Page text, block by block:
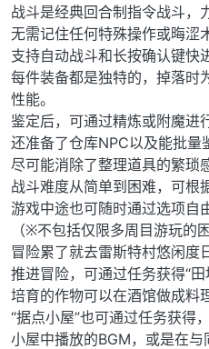
战斗是经典回合制指令战斗，
无需记住任何特殊操作或晦涩
支持自动战斗和长按确认键快
每件装备都是独特的，掉落时
性能。
鉴定后，可通过精炼或附魔进
还准备了仓库NPC以及能批量
尽可能消除了整理道具的繁琐
战斗难度从简单到困难，可根
游戏中途也可随时通过选项自
（※不包括仅限多周目游玩的
冒险累了就去雷斯特村悠闲度
推进冒险，可通过任务获得“田
培育的作物可以在酒馆做成料
“据点小屋”也可通过任务获得
小屋中播放的BGM，或是在与